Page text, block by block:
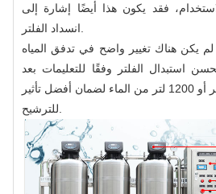
فقد يكون هذا أيضًا إشارة إلى
يكن هناك تغيير واضح في تدفق المياه
استبدال الفلتر وفقًا للتعليمات بعد
استخدام الفلتر لمدة 4 أشهر أو 1200 لتر من الماء لضمان أفضل تأثير